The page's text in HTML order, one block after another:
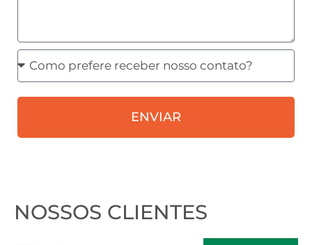
Como
prefere
receber
contato?
ENVIAR
NOSSOS CLIENTES